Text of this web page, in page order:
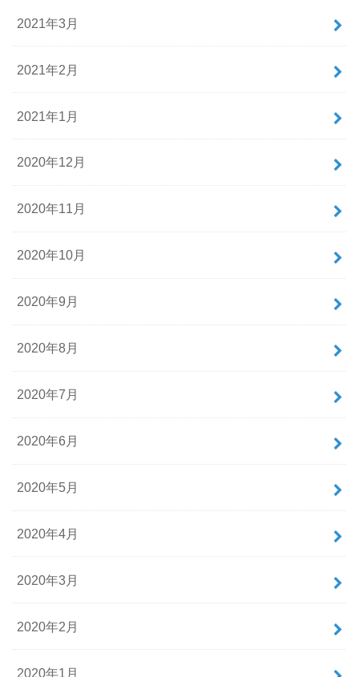
2021年3月
2021年2月
2021年1月
2020年12月
2020年11月
2020年10月
2020年9月
2020年8月
2020年7月
2020年6月
2020年5月
2020年4月
2020年3月
2020年2月
2020年1月